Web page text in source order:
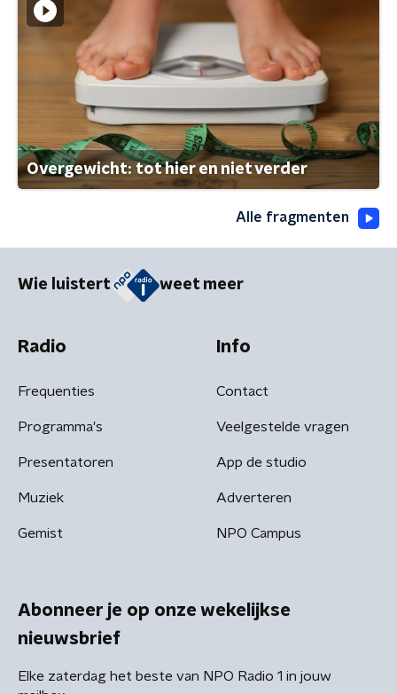
Overgewicht: tot hier en niet verder
Alle fragmenten
Wie luistert weet meer
Radio
Frequenties
Programma's
Presentatoren
Muziek
Gemist
Info
Contact
Veelgestelde vragen
App de studio
Adverteren
NPO Campus
Abonneer je op onze wekelijkse
nieuwsbrief
Elke zaterdag het beste van NPO Radio 1 in jouw